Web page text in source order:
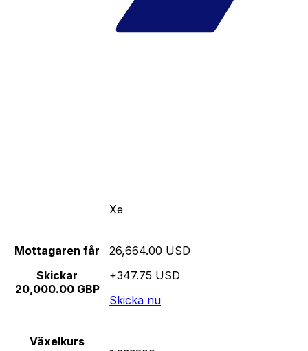
Xe
Mottagaren får
Skickar
20,000.00 GBP
26,664.00 USD
+347.75 USD
Skicka nu
Växelkurs